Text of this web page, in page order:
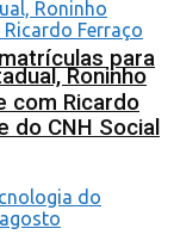
para
do CNH Social
Roninho
com Ricardo